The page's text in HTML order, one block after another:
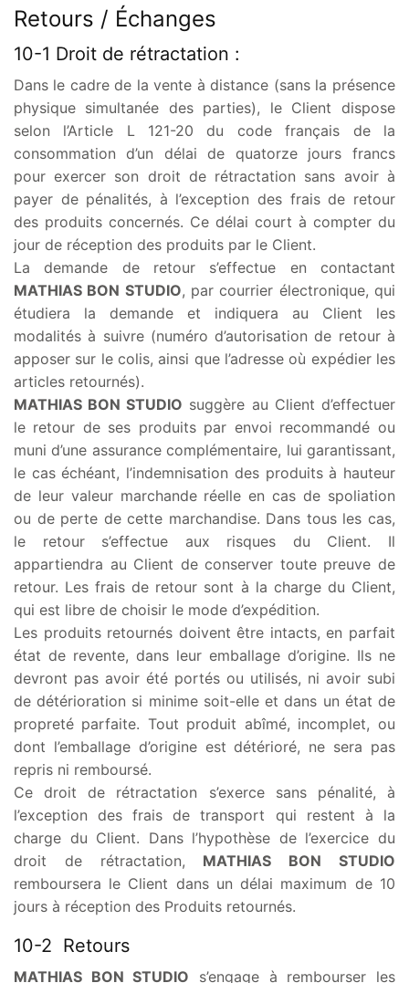
Retours / Échanges
10-1 Droit de rétractation :
Dans le cadre de la vente à distance (sans la présence
physique simultanée des parties), le Client dispose
selon l’Article L 121-20 du code français de la
consommation d’un délai de quatorze jours francs
pour exercer son droit de rétractation sans avoir à
payer de pénalités, à l’exception des frais de retour
des produits concernés. Ce délai court à compter du
jour de réception des produits par le Client.
La demande de retour s’effectue en contactant
MATHIAS BON STUDIO, par courrier électronique, qui
étudiera la demande et indiquera au Client les
modalités à suivre (numéro d’autorisation de retour à
apposer sur le colis, ainsi que l’adresse où expédier les
articles retournés).
MATHIAS BON STUDIO suggère au Client d’effectuer
le retour de ses produits par envoi recommandé ou
muni d’une assurance complémentaire, lui garantissant,
le cas échéant, l’indemnisation des produits à hauteur
de leur valeur marchande réelle en cas de spoliation
ou de perte de cette marchandise. Dans tous les cas,
le retour s’effectue aux risques du Client. Il
appartiendra au Client de conserver toute preuve de
retour. Les frais de retour sont à la charge du Client,
qui est libre de choisir le mode d’expédition.
Les produits retournés doivent être intacts, en parfait
état de revente, dans leur emballage d’origine. Ils ne
devront pas avoir été portés ou utilisés, ni avoir subi
de détérioration si minime soit-elle et dans un état de
propreté parfaite. Tout produit abîmé, incomplet, ou
dont l’emballage d’origine est détérioré, ne sera pas
repris ni remboursé.
Ce droit de rétractation s’exerce sans pénalité, à
l’exception des frais de transport qui restent à la
charge du Client. Dans l’hypothèse de l’exercice du
droit de rétractation, MATHIAS BON STUDIO
remboursera le Client dans un délai maximum de 10
jours à réception des Produits retournés.
10-2 Retours
MATHIAS BON STUDIO s’engage à rembourser les